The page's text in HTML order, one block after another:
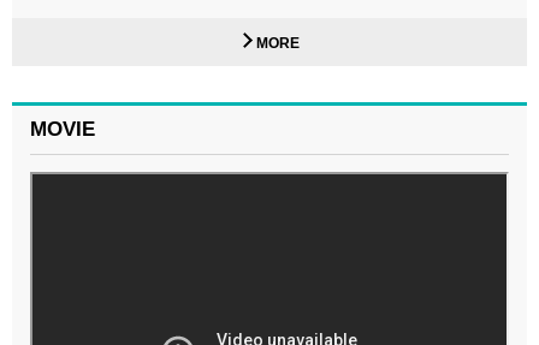
MORE
MOVIE